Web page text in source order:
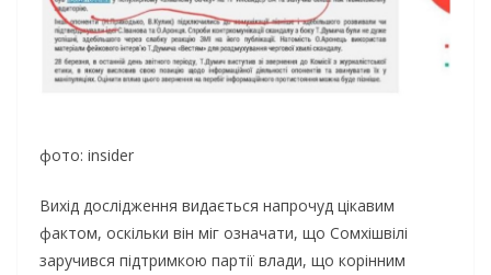
фото: insider
Вихід дослідження видається напрочуд цікавим
фактом, оскільки він міг означати, що Сомхішвілі
заручився підтримкою партії влади, що корінним